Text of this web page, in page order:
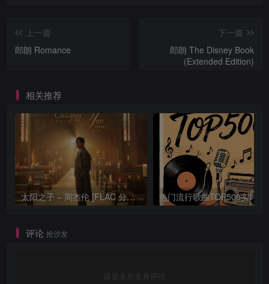
上一篇
郎朗 Romance
下一篇
郎朗 The Disney Book
(Extended Edition)
相关推荐
太阳之子 – 周杰伦 [FLAC 分轨 192Khz 24bit]
评论 抢沙发
请登录后发表评论